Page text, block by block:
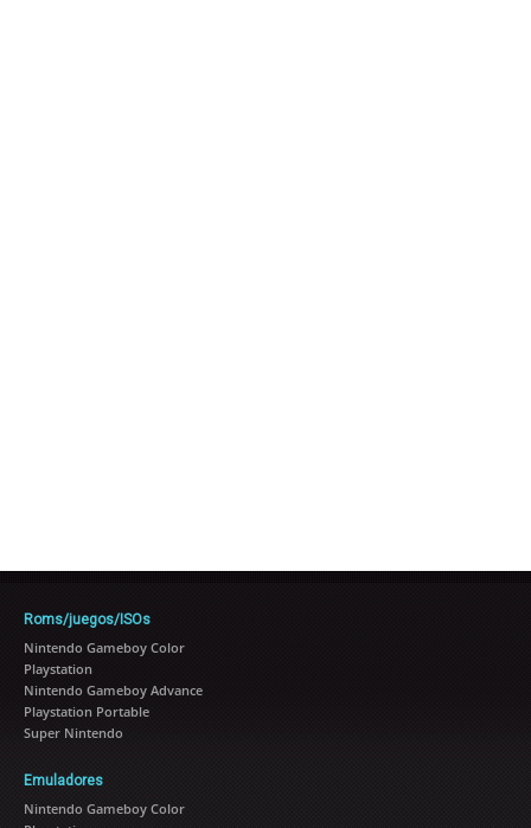
Roms/juegos/ISOs
Nintendo Gameboy Color
Playstation
Nintendo Gameboy Advance
Playstation Portable
Super Nintendo
Emuladores
Nintendo Gameboy Color